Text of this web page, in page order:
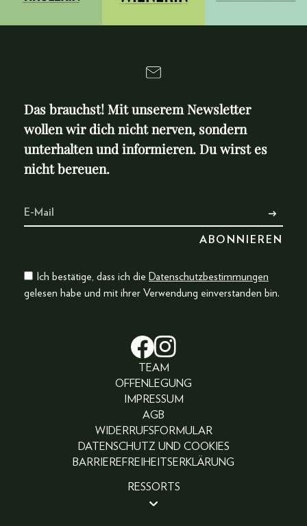
Das brauchst! Mit unserem Newsletter
wollen wir dich nicht nerven, sondern
unterhalten und informieren. Du wirst es
nicht bereuen.
Ich bestätige, dass ich die Datenschutzbestimmungen
gelesen habe und mit ihrer Verwendung einverstanden bin.
TEAM
OFFENLEGUNG
IMPRESSUM
AGB
WIDERRUFSFORMULAR
DATENSCHUTZ UND COOKIES
BARRIEREFREIHEITSERKLÄRUNG
RESSORTS